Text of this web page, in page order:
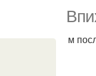
м